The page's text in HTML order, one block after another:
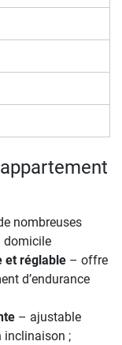
nombreuses
domicile
et réglable – offre
d’endurance
– ajustable
inclinaison ;